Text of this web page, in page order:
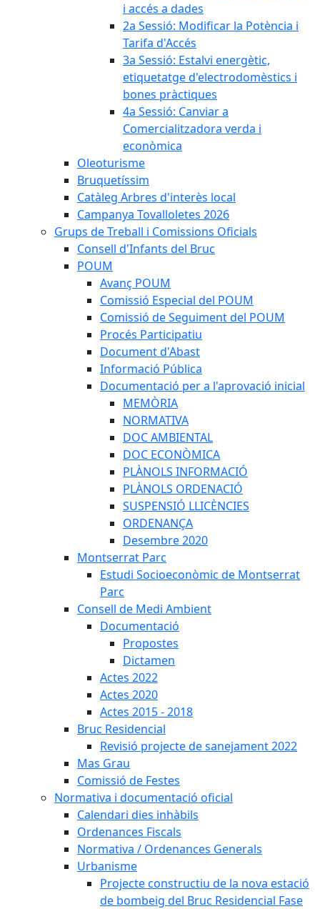
i accés a dades
2a Sessió: Modificar la Potència i
Tarifa d'Accés
3a Sessió: Estalvi energètic,
etiquetatge d'electrodomèstics i
bones pràctiques
4a Sessió: Canviar a
Comercialitzadora verda i
econòmica
Oleoturisme
Bruquetíssim
Catàleg Arbres d'interès local
Campanya Tovalloletes 2026
Grups de Treball i Comissions Oficials
Consell d'Infants del Bruc
POUM
Avanç POUM
Comissió Especial del POUM
Comissió de Seguiment del POUM
Procés Participatiu
Document d'Abast
Informació Pública
Documentació per a l'aprovació inicial
MEMÒRIA
NORMATIVA
DOC AMBIENTAL
DOC ECONÒMICA
PLÀNOLS INFORMACIÓ
PLÀNOLS ORDENACIÓ
SUSPENSIÓ LLICÈNCIES
ORDENANÇA
Desembre 2020
Montserrat Parc
Estudi Socioeconòmic de Montserrat
Parc
Consell de Medi Ambient
Documentació
Propostes
Dictamen
Actes 2022
Actes 2020
Actes 2015 - 2018
Bruc Residencial
Revisió projecte de sanejament 2022
Mas Grau
Comissió de Festes
Normativa i documentació oficial
Calendari dies inhàbils
Ordenances Fiscals
Normativa / Ordenances Generals
Urbanisme
Projecte constructiu de la nova estació
de bombeig del Bruc Residencial Fase